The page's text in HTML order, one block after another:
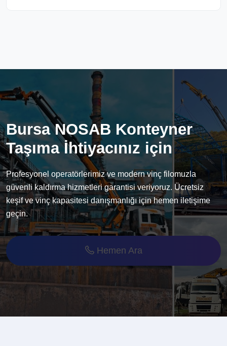
Bursa NOSAB Konteyner
Taşıma İhtiyacınız için
Profesyonel operatörlerimiz ve modern vinç filomuzla
güvenli kaldırma hizmetleri garantisi veriyoruz. Ücretsiz
keşif ve vinç kapasitesi danışmanlığı için hemen iletişime
geçin.
Hemen Ara